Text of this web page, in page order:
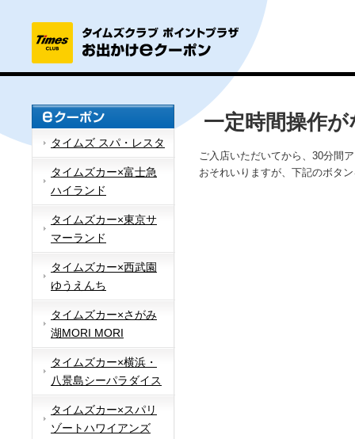
タイムズ スパ・レスタ
タイムズカー×富士急
ハイランド
タイムズカー×東京サ
マーランド
タイムズカー×西武園
ゆうえんち
タイムズカー×さがみ
湖MORI MORI
タイムズカー×横浜・
八景島シーパラダイス
タイムズカー×スパリ
ゾートハワイアンズ
一定時間操作
ご入店いただいてから、30分間
おそれいりますが、下記のボタ